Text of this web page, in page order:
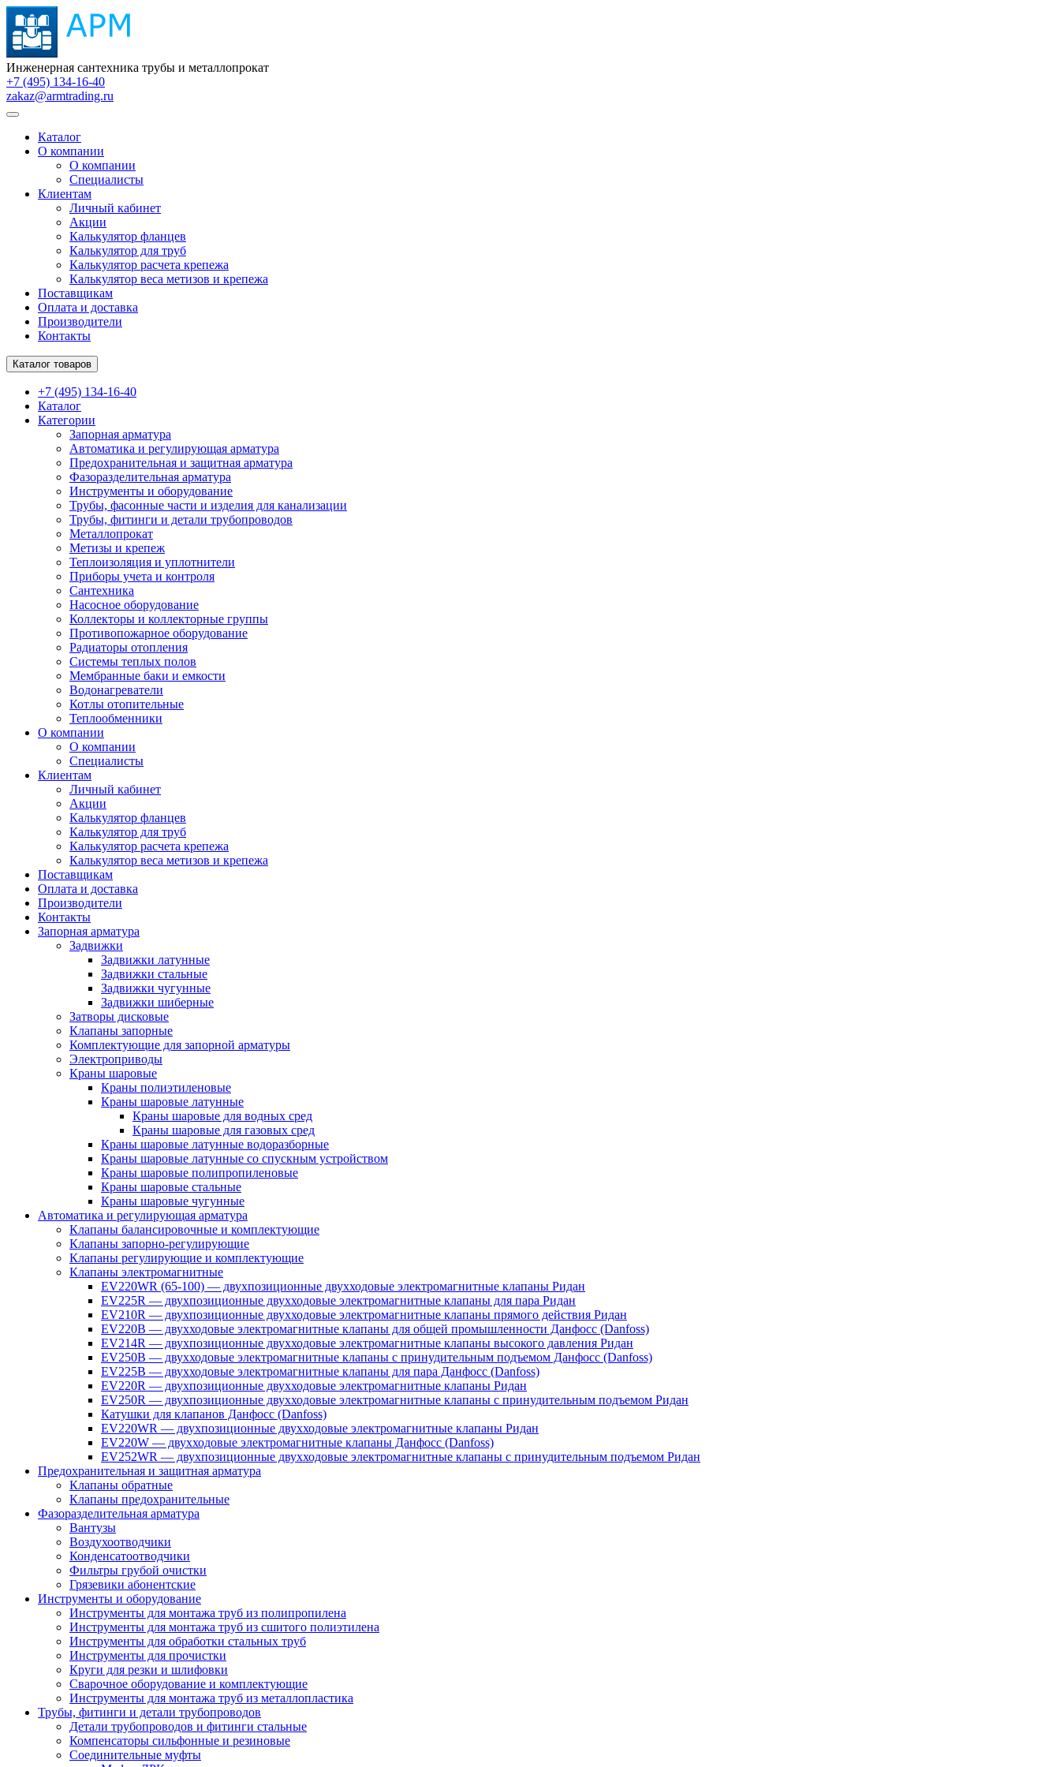
Инженерная сантехника трубы и металлопрокат
+7 (495) 134-16-40
zakaz@armtrading.ru
Каталог
О компании
О компании
Специалисты
Клиентам
Личный кабинет
Акции
Калькулятор фланцев
Калькулятор для труб
Калькулятор расчета крепежа
Калькулятор веса метизов и крепежа
Поставщикам
Оплата и доставка
Производители
Контакты
Каталог товаров
+7 (495) 134-16-40
Каталог
Категории
Запорная арматура
Автоматика и регулирующая арматура
Предохранительная и защитная арматура
Фазоразделительная арматура
Инструменты и оборудование
Трубы, фасонные части и изделия для канализации
Трубы, фитинги и детали трубопроводов
Металлопрокат
Метизы и крепеж
Теплоизоляция и уплотнители
Приборы учета и контроля
Сантехника
Насосное оборудование
Коллекторы и коллекторные группы
Противопожарное оборудование
Радиаторы отопления
Системы теплых полов
Мембранные баки и емкости
Водонагреватели
Котлы отопительные
Теплообменники
О компании
О компании
Специалисты
Клиентам
Личный кабинет
Акции
Калькулятор фланцев
Калькулятор для труб
Калькулятор расчета крепежа
Калькулятор веса метизов и крепежа
Поставщикам
Оплата и доставка
Производители
Контакты
Запорная арматура
Задвижки
Задвижки латунные
Задвижки стальные
Задвижки чугунные
Задвижки шиберные
Затворы дисковые
Клапаны запорные
Комплектующие для запорной арматуры
Электроприводы
Краны шаровые
Краны полиэтиленовые
Краны шаровые латунные
Краны шаровые для водных сред
Краны шаровые для газовых сред
Краны шаровые латунные водоразборные
Краны шаровые латунные со спускным устройством
Краны шаровые полипропиленовые
Краны шаровые стальные
Краны шаровые чугунные
Автоматика и регулирующая арматура
Клапаны балансировочные и комплектующие
Клапаны запорно-регулирующие
Клапаны регулирующие и комплектующие
Клапаны электромагнитные
EV220WR (65-100) — двухпозиционные двухходовые электромагнитные клапаны Ридан
EV225R — двухпозиционные двухходовые электромагнитные клапаны для пара Ридан
EV210R — двухпозиционные двухходовые электромагнитные клапаны прямого действия Ридан
EV220B — двухходовые электромагнитные клапаны для общей промышленности Данфосс (Danfoss)
EV214R — двухпозиционные двухходовые электромагнитные клапаны высокого давления Ридан
EV250B — двухходовые электромагнитные клапаны с принудительным подъемом Данфосс (Danfoss)
EV225B — двухходовые электромагнитные клапаны для пара Данфосс (Danfoss)
EV220R — двухпозиционные двухходовые электромагнитные клапаны Ридан
EV250R — двухпозиционные двухходовые электромагнитные клапаны с принудительным подъемом Ридан
Катушки для клапанов Данфосс (Danfoss)
EV220WR — двухпозиционные двухходовые электромагнитные клапаны Ридан
EV220W — двухходовые электромагнитные клапаны Данфосс (Danfoss)
EV252WR — двухпозиционные двухходовые электромагнитные клапаны с принудительным подъемом Ридан
Предохранительная и защитная арматура
Клапаны обратные
Клапаны предохранительные
Фазоразделительная арматура
Вантузы
Воздухоотводчики
Конденсатоотводчики
Фильтры грубой очистки
Грязевики абонентские
Инструменты и оборудование
Инструменты для монтажа труб из полипропилена
Инструменты для монтажа труб из сшитого полиэтилена
Инструменты для обработки стальных труб
Инструменты для прочистки
Круги для резки и шлифовки
Сварочное оборудование и комплектующие
Инструменты для монтажа труб из металлопластика
Трубы, фитинги и детали трубопроводов
Детали трубопроводов и фитинги стальные
Компенсаторы сильфонные и резиновые
Соединительные муфты